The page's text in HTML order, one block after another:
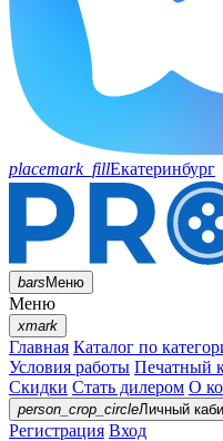
placemark_fillЕкатеринбург
barsМеню
Меню
xmark
Главная Каталог по
Условия работы Печатный
Скидки Стать дилером О
person_crop_circleЛичный
Регистрация Вход